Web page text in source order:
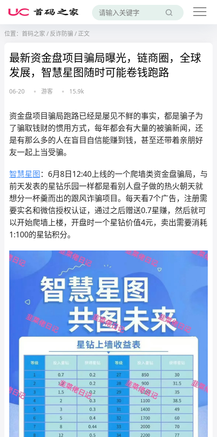
位置： 首码之家 / 反诈防骗 /正文
最新资金盘项目骗局曝光，链商圈，全球
发展，智慧星图随时可能卷钱跑路
06-20 游客 15.9k
资金盘项目骗局跑路已经是屡见不鲜的事实，都是骗子为
了骗取钱财的惯用方式，每年都会有大量的被骗新闻，还
是有那么多的人在盲目自信能赚到钱，甚至还带着亲朋好
友一起上当受骗。
智慧星图：6月8日12:40上线的一个爬墙类资金盘骗局，与
前天发表的星钻乐园一样都是看别人盘子做的热火朝天就
想分一杯羹而出的跟风诈骗项目。每天看7个广告，注册需
要实名和微信授权认证，通过之后赠送0.7星赚，然后就可
以开始爬墙上楼，开盘时一个星钻价值4元，卖出需要消耗
1:100的星钻积分。